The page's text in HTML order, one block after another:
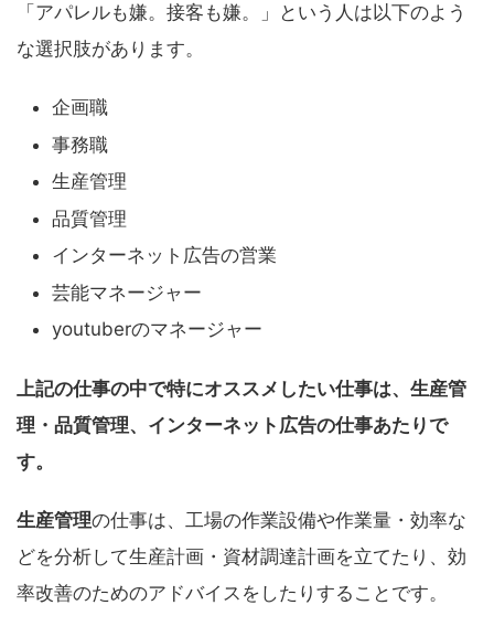
「アパレルも嫌。接客も嫌。」という人は以下のよう
な選択肢があります。
企画職
事務職
生産管理
品質管理
インターネット広告の営業
芸能マネージャー
youtuberのマネージャー
上記の仕事の中で特にオススメしたい仕事は、生産管
理・品質管理、インターネット広告の仕事あたりで
す。
生産管理の仕事は、工場の作業設備や作業量・効率な
どを分析して生産計画・資材調達計画を立てたり、効
率改善のためのアドバイスをしたりすることです。